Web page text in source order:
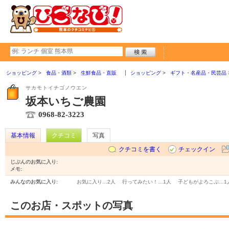
ショッピング 食品・酒類 生鮮食品・直販 ショッピング ギフト・名産品・民芸品
サカモトイチゴノウエン
坂本いちご農園
0968-82-3223
基本情報 クチコミ
写真
クチコミを書く
チェックイン
じぶんのお気に入り:
メモ:
みんなのお気に入り: お気に入り… 2人 行ってみたい！… 1人 子どもがよろこぶ… 1
このお店・スポットの写真